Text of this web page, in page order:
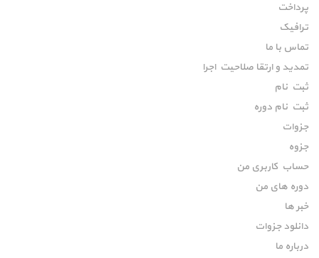
پرداخت
ترافیک
تماس با ما
تمدید و ارتقا صلاحیت اجرا
ثبت نام
ثبت نام دوره
جزوات
جزوه
حساب کاربری من
دوره های من
خبر ها
دانلود جزوات
درباره ما